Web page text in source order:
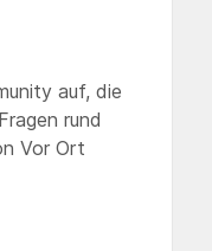
auf, die
rund
Vor Ort